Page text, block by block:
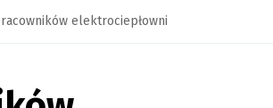
elektrociepłowni